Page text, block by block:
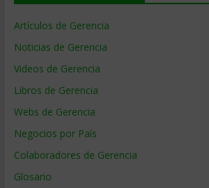
Artículos de Gerencia
Noticias de Gerencia
Videos de Gerencia
Libros de Gerencia
Webs de Gerencia
Negocios por País
Colaboradores de Gerencia
Glosario